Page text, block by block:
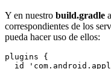
Y en nuestro build.gradle
correspondientes de los
pueda hacer uso de ellos:
plugins {
id